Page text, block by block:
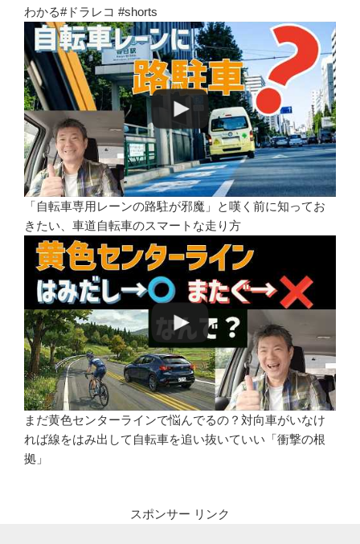
わかる#ドラレコ #shorts
「自転車専用レーンの路駐が邪魔」と嘆く前に知ってお
きたい、車道自転車のスマートな走り方
まだ黄色センターラインで悩んでるの？対向車がいなけ
れば線をはみ出して自転車を追い抜いていい「衝撃の根
拠」
スポンサー リンク